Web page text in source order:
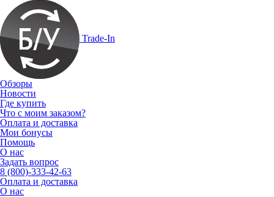
Trade-In
Обзоры
Новости
Где купить
Что с моим заказом?
Оплата и доставка
Мои бонусы
Помощь
О нас
Задать вопрос
8 (800)-333-42-63
Оплата и доставка
О нас